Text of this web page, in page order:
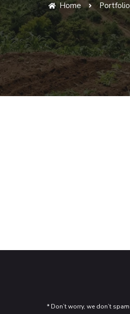
Home Portfolio
* Don’t worry, we don’t spam